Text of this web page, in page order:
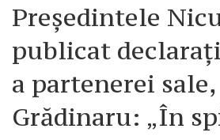
Președintele
publicat
a partenerei
Grădinaru: „În